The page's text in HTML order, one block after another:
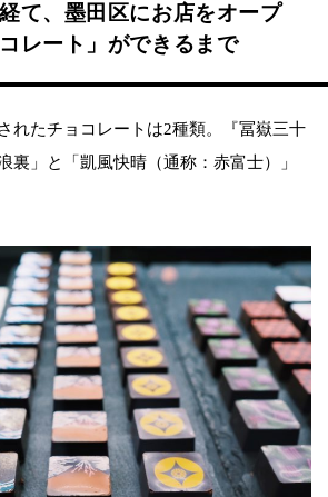
て、墨田区にお店をオープ
レート」ができるまで
れたチョコレートは2種類。『冨嶽三十
裏」と「凱風快晴（通称：赤富士）」